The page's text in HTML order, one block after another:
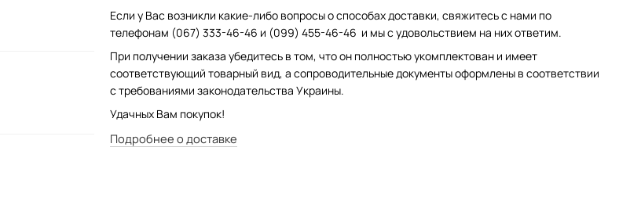
Если у Вас возникли какие-либо вопросы о способах доставки, свяжитесь с нами по
телефонам (067) 333-46-46 и (099) 455-46-46 и мы с удовольствием на них ответим.
При получении заказа убедитесь в том, что он полностью укомплектован и имеет
соответствующий товарный вид, а сопроводительные документы оформлены в соответствии
с требованиями законодательства Украины.
Удачных Вам покупок!
Подробнее о доставке